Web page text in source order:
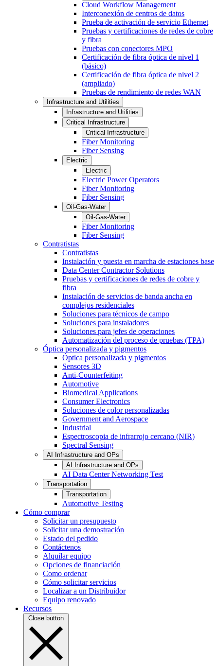
Cloud Workflow Management
Interconexión de centros de datos
Prueba de activación de servicio Ethernet
Pruebas y certificaciones de redes de cobre
y fibra
Pruebas con conectores MPO
Certificación de fibra óptica de nivel 1
(básico)
Certificación de fibra óptica de nivel 2
(ampliado)
Pruebas de rendimiento de redes WAN
Infrastructure and Utilities
Infrastructure and Utilities
Critical Infrastructure
Critical Infrastructure
Fiber Monitoring
Fiber Sensing
Electric
Electric
Electric Power Operators
Fiber Monitoring
Fiber Sensing
Oil-Gas-Water
Oil-Gas-Water
Fiber Monitoring
Fiber Sensing
Contratistas
Contratistas
Instalación y puesta en marcha de estaciones base
Data Center Contractor Solutions
Pruebas y certificaciones de redes de cobre y
fibra
Instalación de servicios de banda ancha en
complejos residenciales
Soluciones para técnicos de campo
Soluciones para instaladores
Soluciones para jefes de operaciones
Automatización del proceso de pruebas (TPA)
Óptica personalizada y pigmentos
Óptica personalizada y pigmentos
Sensores 3D
Anti-Counterfeiting
Automotive
Biomedical Applications
Consumer Electronics
Soluciones de color personalizadas
Government and Aerospace
Industrial
Espectroscopia de infrarrojo cercano (NIR)
Spectral Sensing
AI Infrastructure and OPs
AI Infrastructure and OPs
AI Data Center Networking Test
Transportation
Transportation
Automotive Testing
Cómo comprar
Solicitar un presupuesto
Solicitar una demostración
Estado del pedido
Contáctenos
Alquilar equipo
Opciones de financiación
Como ordenar
Cómo solicitar servicios
Localizar a un Distribuidor
Equipo renovado
Recursos
Close button